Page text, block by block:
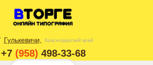
Гулькевичи, Краснодарский край
+7 (958) 498-33-68